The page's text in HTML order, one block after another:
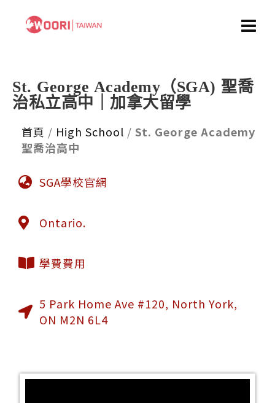
St. George Academy（SGA) 聖喬
治私立高中｜加拿大留學
首頁 / High School / St. George Academy
聖喬治高中
SGA學校官網
Ontario.
學費費用
5 Park Home Ave #120, North York,
ON M2N 6L4